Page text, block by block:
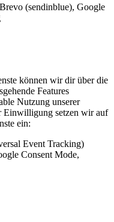
(sendinblue), Google
können wir dir über die
Features
Nutzung unserer
Einwilligung setzen wir auf
ein:
Event Tracking)
Consent Mode,